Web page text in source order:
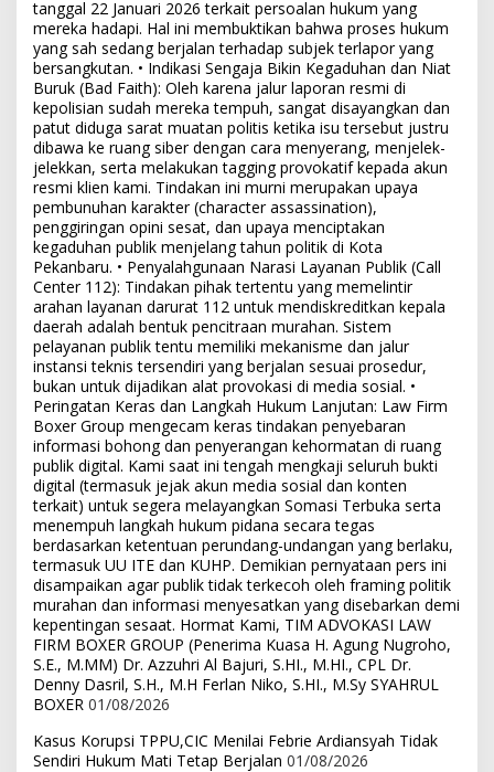
tanggal 22 Januari 2026 terkait persoalan hukum yang
mereka hadapi. Hal ini membuktikan bahwa proses hukum
yang sah sedang berjalan terhadap subjek terlapor yang
bersangkutan. • Indikasi Sengaja Bikin Kegaduhan dan Niat
Buruk (Bad Faith): Oleh karena jalur laporan resmi di
kepolisian sudah mereka tempuh, sangat disayangkan dan
patut diduga sarat muatan politis ketika isu tersebut justru
dibawa ke ruang siber dengan cara menyerang, menjelek-
jelekkan, serta melakukan tagging provokatif kepada akun
resmi klien kami. Tindakan ini murni merupakan upaya
pembunuhan karakter (character assassination),
penggiringan opini sesat, dan upaya menciptakan
kegaduhan publik menjelang tahun politik di Kota
Pekanbaru. • Penyalahgunaan Narasi Layanan Publik (Call
Center 112): Tindakan pihak tertentu yang memelintir
arahan layanan darurat 112 untuk mendiskreditkan kepala
daerah adalah bentuk pencitraan murahan. Sistem
pelayanan publik tentu memiliki mekanisme dan jalur
instansi teknis tersendiri yang berjalan sesuai prosedur,
bukan untuk dijadikan alat provokasi di media sosial. •
Peringatan Keras dan Langkah Hukum Lanjutan: Law Firm
Boxer Group mengecam keras tindakan penyebaran
informasi bohong dan penyerangan kehormatan di ruang
publik digital. Kami saat ini tengah mengkaji seluruh bukti
digital (termasuk jejak akun media sosial dan konten
terkait) untuk segera melayangkan Somasi Terbuka serta
menempuh langkah hukum pidana secara tegas
berdasarkan ketentuan perundang-undangan yang berlaku,
termasuk UU ITE dan KUHP. Demikian pernyataan pers ini
disampaikan agar publik tidak terkecoh oleh framing politik
murahan dan informasi menyesatkan yang disebarkan demi
kepentingan sesaat. Hormat Kami, TIM ADVOKASI LAW
FIRM BOXER GROUP (Penerima Kuasa H. Agung Nugroho,
S.E., M.MM) Dr. Azzuhri Al Bajuri, S.HI., M.HI., CPL Dr.
Denny Dasril, S.H., M.H Ferlan Niko, S.HI., M.Sy SYAHRUL
BOXER 01/08/2026
Kasus Korupsi TPPU,CIC Menilai Febrie Ardiansyah Tidak
Sendiri Hukum Mati Tetap Berjalan 01/08/2026